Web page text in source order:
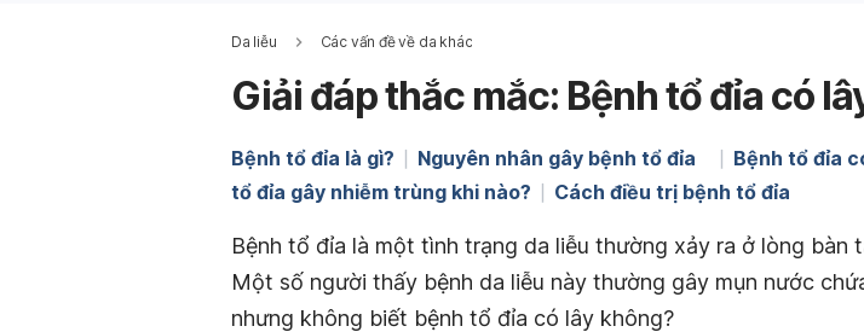
Da liễu Các vấn đề về da khác
Giải đáp thắc mắc: Bệnh tổ đỉa có
Bệnh tổ đỉa là gì? Nguyên nhân gây bệnh tổ đỉa Bệnh tổ đỉa
tổ đỉa gây nhiễm trùng khi nào?
Cách điều trị bệnh tổ đỉa
Bệnh tổ đỉa là một tình trạng da liễu thường xảy ra ở lòng bàn
Một số người thấy bệnh da liễu này thường gây mụn nước
nhưng không biết bệnh tổ đỉa có lây không?